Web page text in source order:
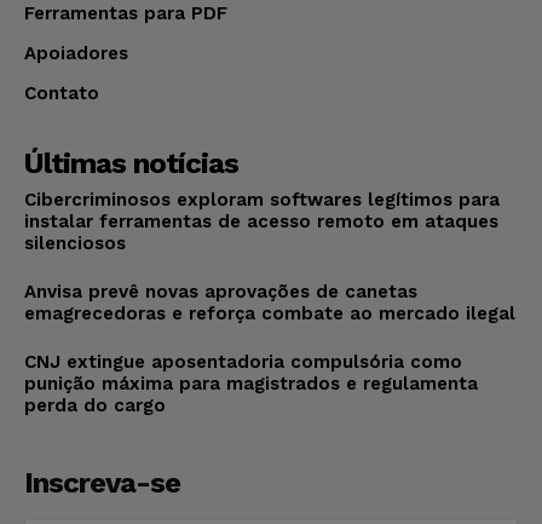
Ferramentas para PDF
Apoiadores
Contato
Últimas notícias
Cibercriminosos exploram softwares legítimos para
instalar ferramentas de acesso remoto em ataques
silenciosos
Anvisa prevê novas aprovações de canetas
emagrecedoras e reforça combate ao mercado ilegal
CNJ extingue aposentadoria compulsória como
punição máxima para magistrados e regulamenta
perda do cargo
Inscreva-se